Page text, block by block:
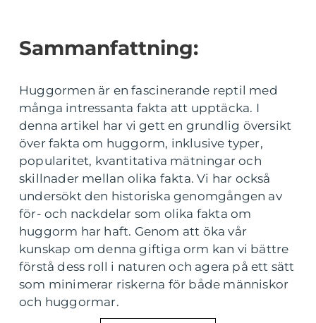
Sammanfattning:
Huggormen är en fascinerande reptil med
många intressanta fakta att upptäcka. I
denna artikel har vi gett en grundlig översikt
över fakta om huggorm, inklusive typer,
popularitet, kvantitativa mätningar och
skillnader mellan olika fakta. Vi har också
undersökt den historiska genomgången av
för- och nackdelar som olika fakta om
huggorm har haft. Genom att öka vår
kunskap om denna giftiga orm kan vi bättre
förstå dess roll i naturen och agera på ett sätt
som minimerar riskerna för både människor
och huggormar.